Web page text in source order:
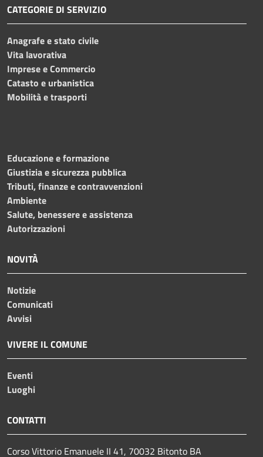
CATEGORIE DI SERVIZIO
Anagrafe e stato civile
Vita lavorativa
Imprese e Commercio
Catasto e urbanistica
Mobilità e trasporti
Educazione e formazione
Giustizia e sicurezza pubblica
Tributi, finanze e contravvenzioni
Ambiente
Salute, benessere e assistenza
Autorizzazioni
NOVITÀ
Notizie
Comunicati
Avvisi
VIVERE IL COMUNE
Eventi
Luoghi
CONTATTI
Corso Vittorio Emanuele II 41, 70032 Bitonto BA